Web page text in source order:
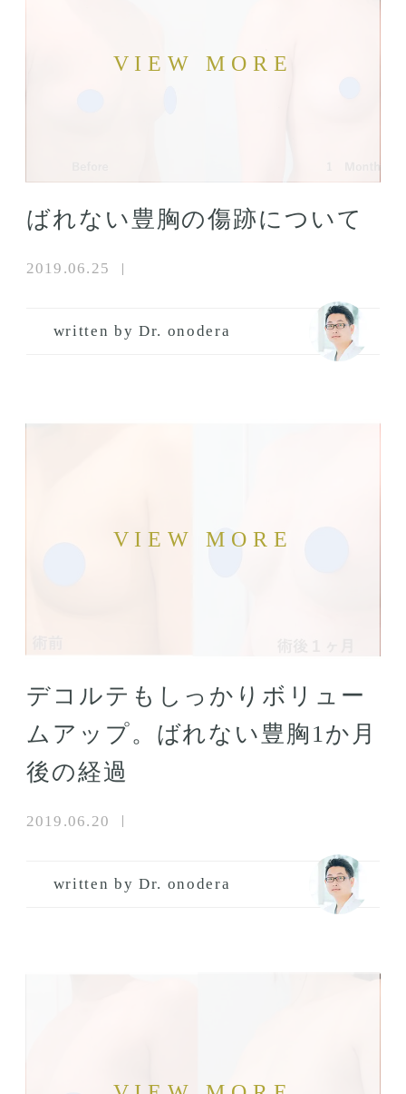
ばれない豊胸の傷跡について
2019.06.25
written by Dr. onodera
デコルテもしっかりボリュー
ムアップ。ばれない豊胸1か月
後の経過
2019.06.20
written by Dr. onodera